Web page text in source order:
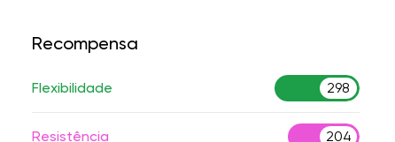
Recompensa
Flexibilidade 298
Resistência 204